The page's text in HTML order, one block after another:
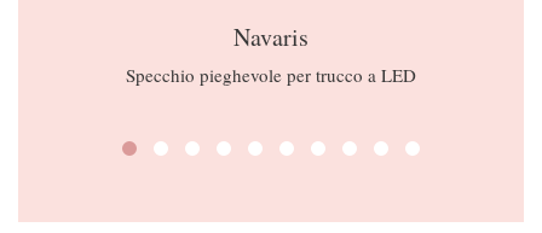
Navaris
Specchio pieghevole per trucco a LED